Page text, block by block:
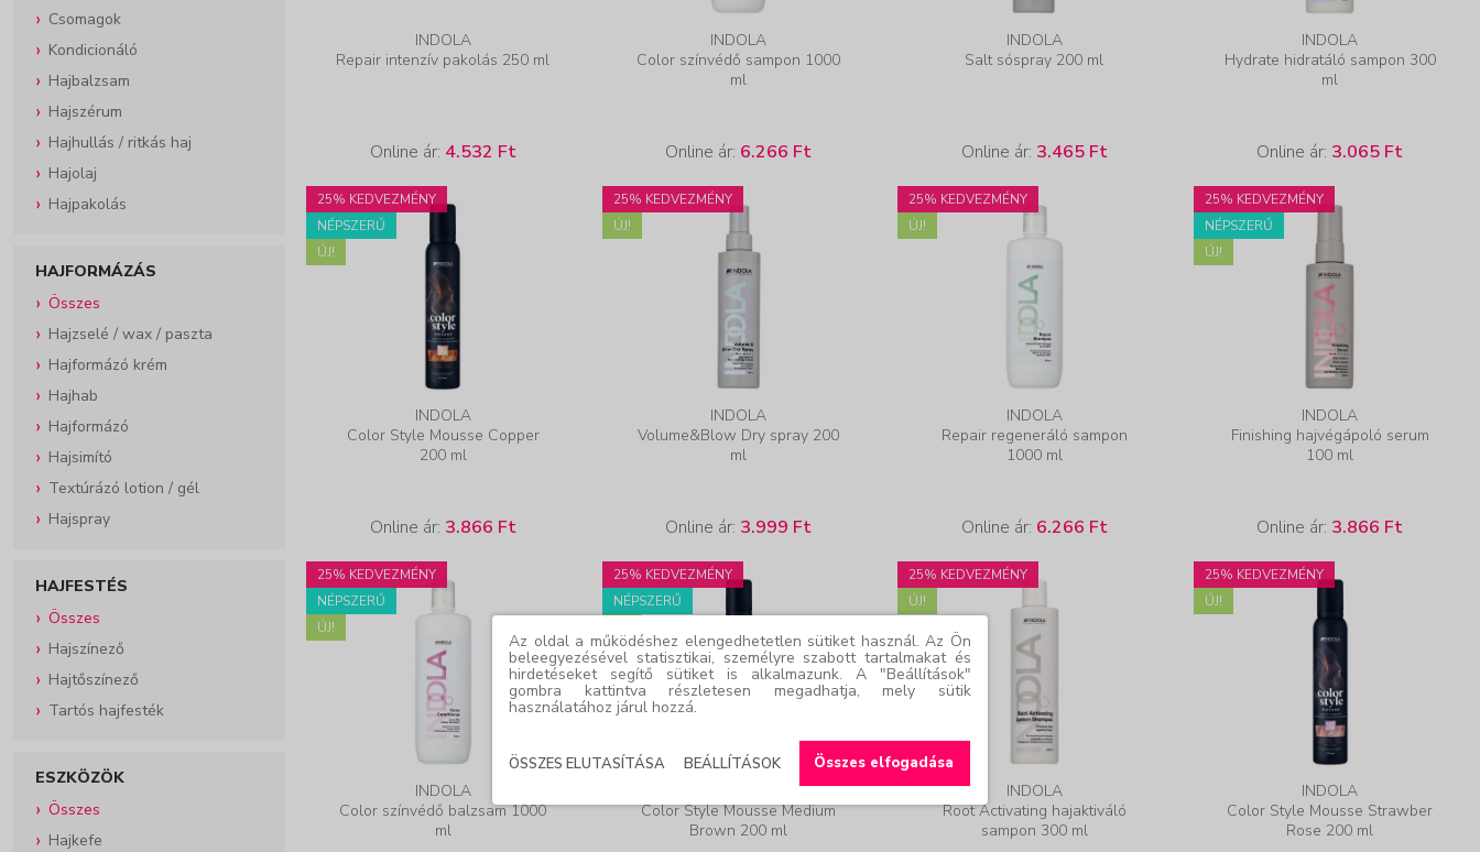
Csomagok
Kondicionáló
Hajbalzsam
Hajszérum
Hajhullás / ritkás haj
Hajolaj
Hajpakolás
HAJFORMÁZÁS
Összes
Hajzselé / wax / paszta
Hajformázó krém
Hajhab
Hajformázó
Hajsimító
Textúrázó lotion / gél
Hajspray
HAJFESTÉS
Összes
Hajszínező
Hajtőszínező
Tartós hajfesték
ESZKÖZÖK
Összes
Hajkefe
INDOLA
Repair intenzív pakolás 250 ml
Online ár: 4.532 Ft
INDOLA
Color színvédő sampon 1000
ml
Online ár: 6.266 Ft
INDOLA
Salt sóspray 200 ml
Online ár: 3.465 Ft
INDOLA
Hydrate hidratáló sampon 300
ml
Online ár: 3.065 Ft
25% KEDVEZMÉNY
NÉPSZERŰ
ÚJ!
INDOLA
Color Style Mousse Copper
200 ml
Online ár: 3.866 Ft
25% KEDVEZMÉNY
ÚJ!
INDOLA
Volume&Blow Dry spray 200
ml
Online ár: 3.999 Ft
25% KEDVEZMÉNY
ÚJ!
INDOLA
Repair regeneráló sampon
1000 ml
Online ár: 6.266 Ft
25% KEDVEZMÉNY
NÉPSZERŰ
ÚJ!
INDOLA
Finishing hajvégápoló serum
100 ml
Online ár: 3.866 Ft
25% KEDVEZMÉNY
NÉPSZERŰ
ÚJ!
INDOLA
Color színvédő balzsam 1000
ml
25% KEDVEZMÉNY
NÉPSZERŰ
Color Style Mousse Medium
Brown 200 ml
25% KEDVEZMÉNY
ÚJ!
INDOLA
Root Activating hajaktiváló
sampon 300 ml
25% KEDVEZMÉNY
ÚJ!
INDOLA
Color Style Mousse Strawber
Rose 200 ml
Az oldal a működéshez elengedhetetlen sütiket használ. Az Ön
beleegyezésével statisztikai, személyre szabott tartalmakat és
hirdetéseket segítő sütiket is alkalmazunk. A "Beállítások"
gombra kattintva részletesen megadhatja, mely sütik
használatához járul hozzá.
ÖSSZES ELUTASÍTÁSA BEÁLLÍTÁSOK Összes elfogadása